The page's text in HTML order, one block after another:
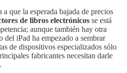
que la esperada bajada de precios
de libros electrónicos se está
aunque también hay otra
iPad ha empezado a sembrar
de dispositivos especializados sólo
fabricantes necesitan darle